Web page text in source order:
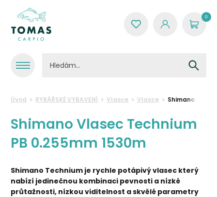
0
Úvod RYBÁŘSKÉ VYBAVENÍ Vlasce Vlasce Shimano
Shimano Vlasec Technium
PB 0.255mm 1530m
Shimano Technium je rychle potápivý vlasec který
nabízí jedinečnou kombinaci pevnosti a nízké
průtažnosti, nízkou viditelnost a skvělé parametry